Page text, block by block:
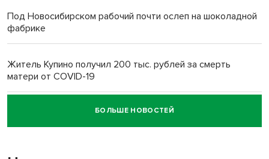
Под Новосибирском рабочий почти ослеп на шоколадной
фабрике
Житель Купино получил 200 тыс. рублей за смерть
матери от COVID-19
Новосибирский суд наказал водителя за смерть
пенсионерки на вокзале
БОЛЬШЕ НОВОСТЕЙ